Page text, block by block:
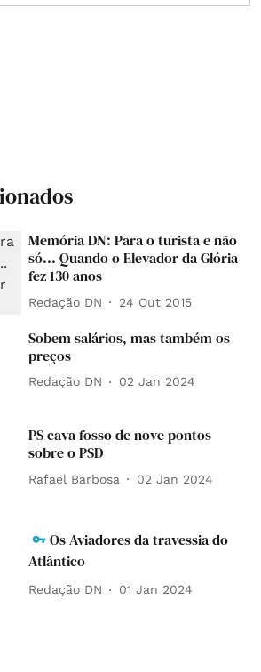
Memória DN: Para o turista e não
só... Quando o Elevador da Glória
fez 130 anos
Redação DN 24 Out 2015
Sobem salários, mas também os
preços
Redação DN 02 Jan 2024
PS cava fosso de nove pontos
sobre o PSD
Rafael Barbosa 02 Jan 2024
Os Aviadores da travessia do
Atlântico
Redação DN 01 Jan 2024